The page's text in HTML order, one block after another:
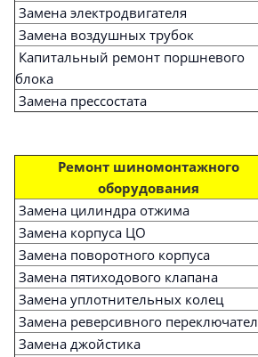
Замена электродвигателя
Замена воздушных трубок
Капитальный ремонт поршневого
блока
Замена прессостата
Ремонт шиномонтажного
оборудования
Замена цилиндра отжима
Замена корпуса ЦО
Замена поворотного корпуса
Замена пятиходового клапана
Замена уплотнительных колец
Замена реверсивного
Замена джойстика